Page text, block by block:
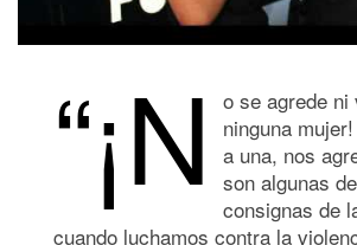
“¡N
o se agrede ni
ninguna
a una, nos
son algunas
consignas de
cuando luchamos contra la